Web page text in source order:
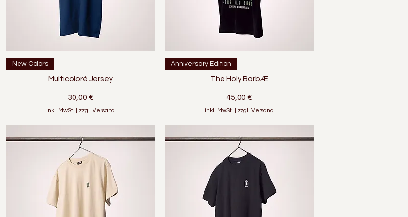
New Colors
Multicoloré Jersey
Preis
30,00 €
inkl. MwSt. zzgl. Versand
Schnellansicht
Anniversary Edition
The Holy BarbÆ
Preis
45,00 €
inkl. MwSt. zzgl. Versand